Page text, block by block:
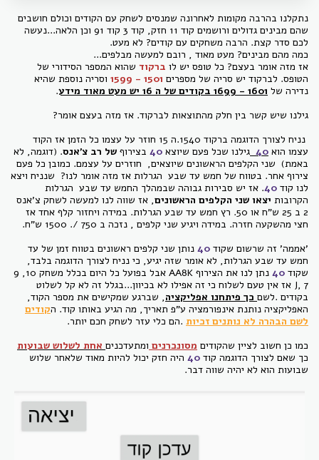
נתקלנו בהרבה מקומות לאחרונה שמנסים לשחק עם הקודים וכולם חושבים
שהם מבינים גדולים ורושמים קוד 11 חזק, קוד 3 קוד 91 וכן הלאה...נעשה
לכם סדר קצת. הרבה משחקים עם קודים? לא מעט.
כמה מהם מבינים? מעט מאוד , רובם למעשה מבלפים...
אז מזה אומר בעצם? כל טופס יש לו ברקוד שהוא המספר הסידורי של
הטופס. לברקוד יש סריה של מספרים
וסריה נוספת שהיא
נדירה של 1601 - 1699 בקודים של ה 16 יש מעט מאוד מידע
.
גילנו שיש קשר בין חלק מהתוצאות לברקוד. אז מזה בעצם אומר?
נניח לצורך הדוגמה ברקוד 1540.ה 15 חוזר על עצמו כל הזמן אז הקוד
עצמו הוא 40 גילנו שכל פעם שיוצא 40 בצירוף של רב צ'אנס. (דוגמה, לא
באמת) שני הקלפים הראשונים שיוצאים, חוזרים על עצמם. כמובן כל פעם
צירוף אחר. בטווח של חמש עד שבע הגרלות אז מזה אומר לנו? שנניח ויצא
לנו קוד 40. אז יש סבירות גבוהה שבמהלך החמש עד שבע הגרלות
הקרובות יצאו שני הקלפים הראשונים, אז שווה לנו למעשה לשחק צ'אנס
2 ב 25 ש"ח או 50. רץ חמש עד שבע הגרלות. במידה ויחזור קלף אחד אז
חצי מהשקעה חזרה. במידה ויגיע שני קלפים , נזכה ב 750 /. 1500 ש"ח.
'אממה' זה שרשום שקוד 40 נותן שני קלפים ראשונים בטווח זמן של עד
חמש עד שבע הגרלות, לא אומר שזה יגיע, כי נניח לצורך הדוגמה בלבד,
שקוד 40
נתן לנו את הצירוף AA8K אבל בפועל כל היום בכלל משחק 10, 9
J, 7 אז אין טעם לשלוח כי זה אפילו לא בכיוון...בגלל זה לא קל לשלוט
בקודים .לשם כך פיתחנו אפליקציה, שברגע שמקישים את מספר הקוד,
האפליקציה נותנת אינפורמציה ע"פ תאריך, מה הגיע באותו קוד. הקודים
לשם הבהרה לא נותנים זכיות .הם כלי עזר לשחק חכם יותר.
כמו כן חשוב לציין שהקודים מסונכרנים ומתעדכנים אחת לשלוש שבועות
כך שאם לצורך הדוגמה קוד 40 היה חזק יכול להיות מאוד שלאחר שלוש
שבועות הוא לא יהיה שווה דבר.